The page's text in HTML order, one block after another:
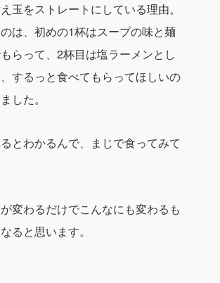
玉をストレートにしている理由。
は、初めの1杯はスープの味と麺
らって、2杯目は塩ラーメンとし
するっと食べてもらってほしいの
した。
とわかるんで、まじで食ってみて
変わるだけでこんなにも変わるも
ると思います。